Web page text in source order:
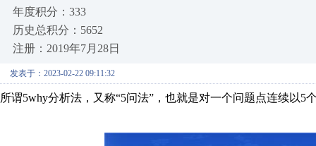
年度积分：333
历史总积分：5652
注册：2019年7月28日
发表于：2023-02-22 09:11:32
所谓5why分析法，又称“5问法”，也就是对一个问题点连续以